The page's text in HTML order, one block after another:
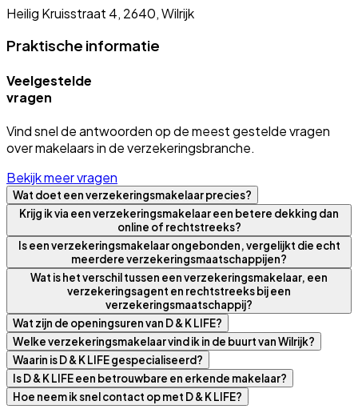
Heilig Kruisstraat 4, 2640, Wilrijk
Praktische informatie
Veelgestelde
vragen
Vind snel de antwoorden op de meest gestelde vragen
over makelaars in de verzekeringsbranche.
Bekijk meer vragen
Wat doet een verzekeringsmakelaar precies?
Krijg ik via een verzekeringsmakelaar een betere dekking dan
online of rechtstreeks?
Is een verzekeringsmakelaar ongebonden, vergelijkt die echt
meerdere verzekeringsmaatschappijen?
Wat is het verschil tussen een verzekeringsmakelaar, een
verzekeringsagent en rechtstreeks bij een
verzekeringsmaatschappij?
Wat zijn de openingsuren van D & K LIFE?
Welke verzekeringsmakelaar vind ik in de buurt van Wilrijk?
Waarin is D & K LIFE gespecialiseerd?
Is D & K LIFE een betrouwbare en erkende makelaar?
Hoe neem ik snel contact op met D & K LIFE?